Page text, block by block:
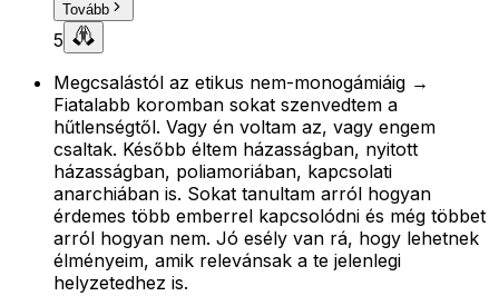
Tovább
5
Megcsalástól az etikus nem-monogámiáig →
Fiatalabb koromban sokat szenvedtem a
hűtlenségtől. Vagy én voltam az, vagy engem
csaltak. Később éltem házasságban, nyitott
házasságban, poliamoriában, kapcsolati
anarchiában is. Sokat tanultam arról hogyan
érdemes több emberrel kapcsolódni és még többet
arról hogyan nem. Jó esély van rá, hogy lehetnek
élményeim, amik relevánsak a te jelenlegi
helyzetedhez is.